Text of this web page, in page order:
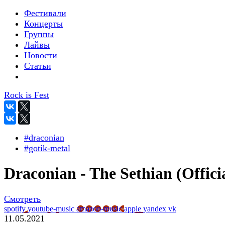
Фестивали
Концерты
Группы
Лайвы
Новости
Статьи
Rock is Fest
#draconian
#gotik-metal
Draconian - The Sethian
Смотреть
spotifyyoutube-music amazon-musicapple yandex vk
11.05.2021